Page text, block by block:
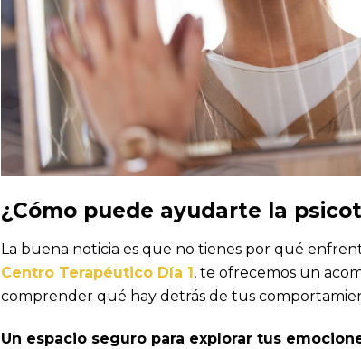
¿Cómo puede ayudarte la
La buena noticia es que no tienes por qué
Centro Terapéutico Día 1, te ofrecemos un
comprender qué hay detrás de tus
Un espacio seguro para explorar tus